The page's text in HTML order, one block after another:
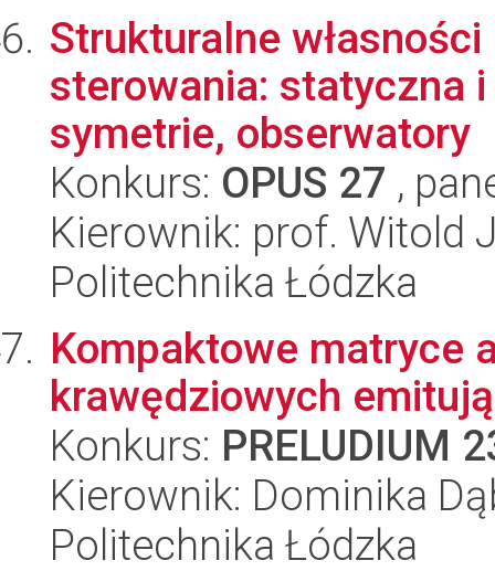
Strukturalne
sterowania: statyczna
symetrie, obserwatory
Konkurs: OPUS 27 ,
Kierownik: prof. Witold
Politechnika Łódzka
Kompaktowe matryce
krawędziowych
Konkurs: PRELUDIUM
Kierownik: Dominika
Politechnika Łódzka